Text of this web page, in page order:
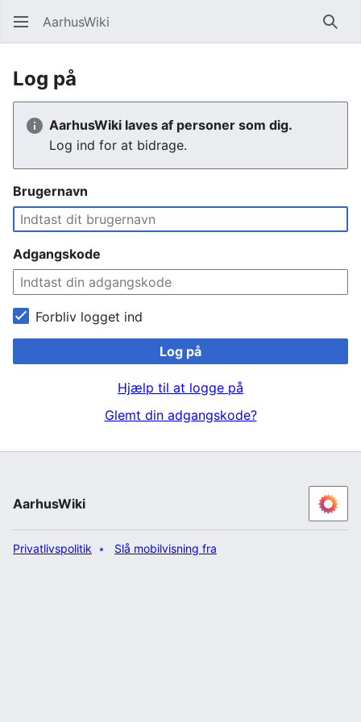
AarhusWiki Søg
Log på
AarhusWiki laves af personer som dig.
Log ind for at bidrage.
Brugernavn
Adgangskode
Forbliv logget ind
Log på
Hjælp til at logge på
Glemt din adgangskode?
AarhusWiki
Privatlivspolitik Slå mobilvisning fra